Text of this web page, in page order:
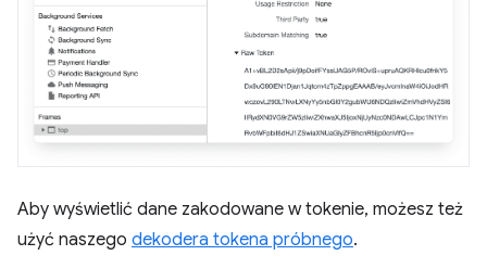
Aby wyświetlić dane zakodowane w tokenie, możesz też
użyć naszego dekodera tokena próbnego.